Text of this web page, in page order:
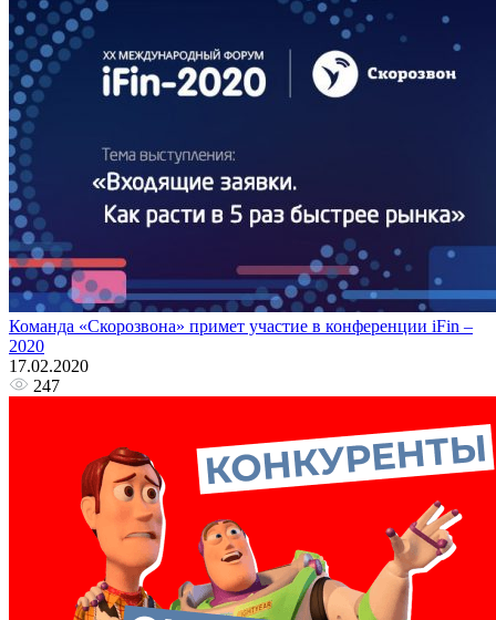
Команда «Скорозвона» примет участие в конференции iFin –
2020
17.02.2020
247